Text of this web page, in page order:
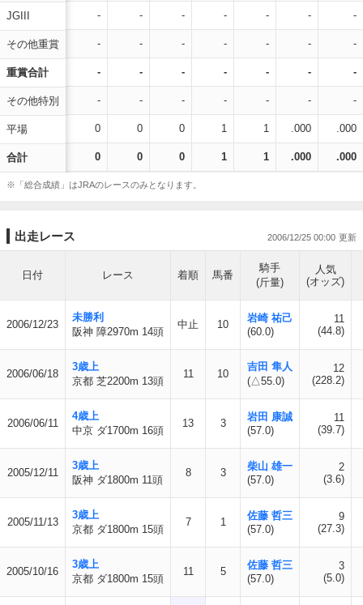
JGIII
その他重賞
重賞合計
その他特別
平場
合計
- - - - - - -
- - - - - - -
- - - - - - -
- - - - - - -
0 0 0 1 1 .000 .000
0 0 0 1 1 .000 .000
※「総合成績」はJRAのレースのみとなります。
出走レース 2006/12/25 00:00
日付 レース 着順 馬番
騎手
(斤量)
人気
(オッズ)
2006/12/23
未勝利
阪神 障2970m 14頭
中止 10
岩崎 祐己
(60.0)
11
(44.8)
2006/06/18
3歳上
京都 芝2200m 13頭
11 10
吉田 隼人
(△55.0)
12
(228.2)
2006/06/11
4歳上
中京 ダ1700m 16頭
13 3
岩田 康誠
(57.0)
11
(39.7)
2005/12/11
3歳上
阪神 ダ1800m 11頭
8 3
柴山 雄一
(57.0)
2
(3.6)
2005/11/13
3歳上
京都 ダ1800m 15頭
7 1
佐藤 哲三
(57.0)
9
(27.3)
2005/10/16
3歳上
京都 ダ1800m 15頭
11 5
佐藤 哲三
(57.0)
3
(5.0)